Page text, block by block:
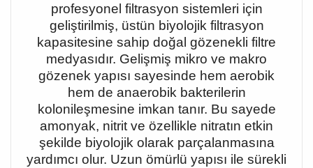
profesyonel filtrasyon sistemleri için
geliştirilmiş, üstün biyolojik filtrasyon
kapasitesine sahip doğal gözenekli filtre
medyasıdır. Gelişmiş mikro ve makro
gözenek yapısı sayesinde hem aerobik
hem de anaerobik bakterilerin
kolonileşmesine imkan tanır. Bu sayede
amonyak, nitrit ve özellikle nitratın etkin
şekilde biyolojik olarak parçalanmasına
yardımcı olur. Uzun ömürlü yapısı ile sürekli